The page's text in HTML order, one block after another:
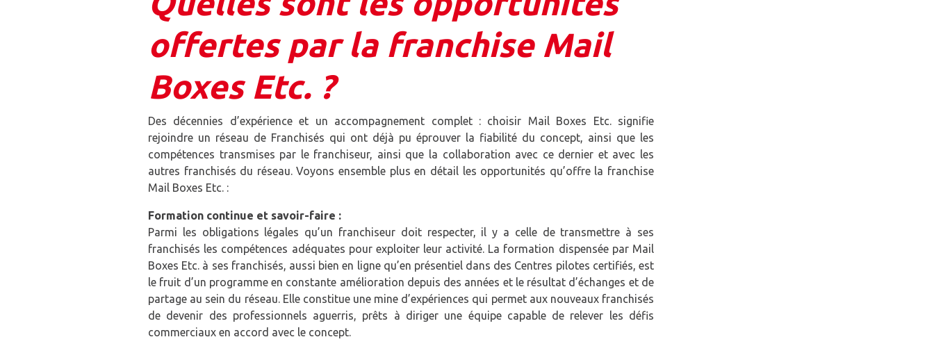
offertes par la franchise Mail
Boxes Etc. ?
Des décennies d’expérience et un accompagnement complet : choisir Mail Boxes Etc. signifie
rejoindre un réseau de Franchisés qui ont déjà pu éprouver la fiabilité du concept, ainsi que les
compétences transmises par le franchiseur, ainsi que la collaboration avec ce dernier et avec les
autres franchisés du réseau. Voyons ensemble plus en détail les opportunités qu’offre la franchise
Mail Boxes Etc. :
Formation continue et savoir-faire :
Parmi les obligations légales qu’un franchiseur doit respecter, il y a celle de transmettre à ses
franchisés les compétences adéquates pour exploiter leur activité. La formation dispensée par Mail
Boxes Etc. à ses franchisés, aussi bien en ligne qu’en présentiel dans des Centres pilotes certifiés, est
le fruit d’un programme en constante amélioration depuis des années et le résultat d’échanges et de
partage au sein du réseau. Elle constitue une mine d’expériences qui permet aux nouveaux franchisés
de devenir des professionnels aguerris, prêts à diriger une équipe capable de relever les défis
commerciaux en accord avec le concept.